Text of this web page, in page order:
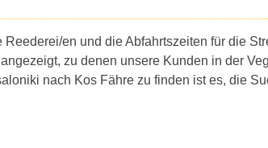
Reederei/en und die Abfahrtszeiten für die
zu denen unsere Kunden in der
nach Kos Fähre zu finden ist es, die